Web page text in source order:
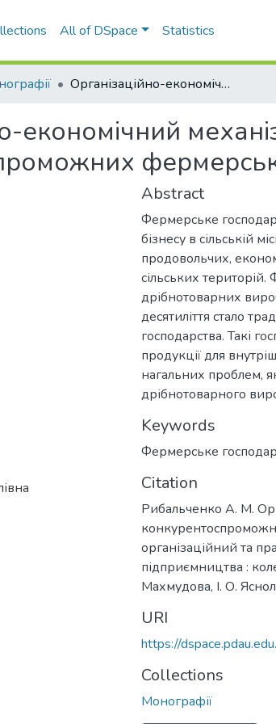
All of DSpace Statistics
Організаційно-економічний механізм створення конкурентоспроможних фермерських господарств
економічний
Abstract
Фермерське
бізнесу в сільській
продовольчих,
сільських
дрібнотоварних
десятиліття стало
господарства. Такі
продукції для
нагальних проблем,
дрібнотоварного
Keywords
Фермерське
Citation
Рибальченко А. М.
організаційний та
підприємництва :
Махмудова, І. О.
URI
https://
Collections
Монографії